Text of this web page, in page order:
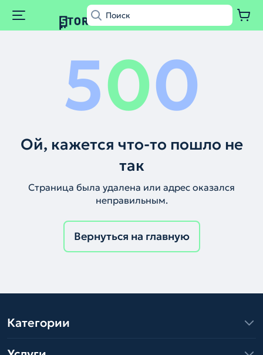
500
Ой, кажется что-то пошло не
так
Страница была удалена или адрес оказался
неправильным.
Вернуться на главную
Категории